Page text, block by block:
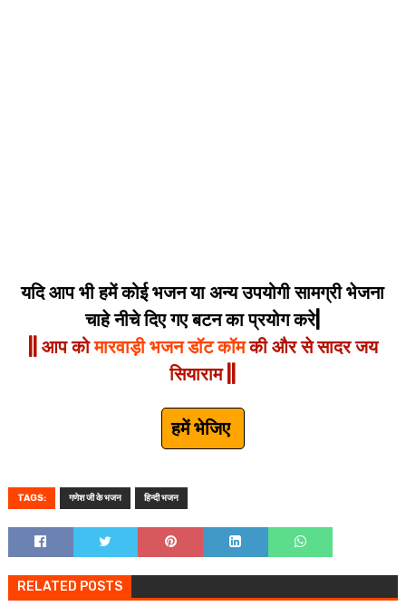
यदि आप भी हमें कोई भजन या अन्य उपयोगी सामग्री भेजना
चाहे नीचे दिए गए बटन का प्रयोग करे|
|| आप कोमारवाड़ी भजन डॉट कॉमकी और से सादर जय
सियाराम ||
हमें भेजिए
TAGS: गणेश जी के भजन हिन्दी भजन
RELATED POSTS